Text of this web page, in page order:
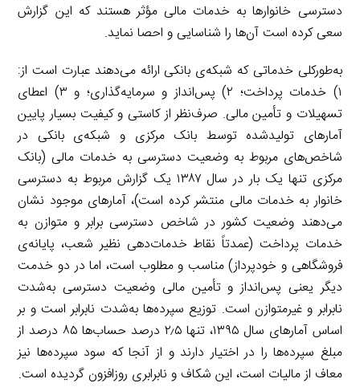
دسترسی خانوارها به خدمات مالی مؤثر هستند که این گزارش
سعی کرده است آن‌ها را شناسایی و احصا نماید.
به‌طورکلی خدماتی که شبکه‌ی بانکی ارائه می‌دهند عبارت است از:
۱) خدمات پرداخت؛ ۲) پس‌انداز و سرمایه‌گذاری؛ و ۳) اعطای
تسهیلات و تأمین مالی. صرف‌نظر از کاستی و کیفیت بسیار پایین
آمارهای تولیدشده توسط بانک مرکزی و شبکه‌ی بانکی در
شاخص‌های مربوط به وضعیت دسترسی به خدمات مالی (بانک
مرکزی تنها یک بار در سال ۱۳۸۷ یک گزارش مربوط به دسترسی
خانوار به خدمات مالی منتشر کرده است)، آمارهای موجود نشان
می‌دهند وضعیت کشور در شاخص دسترسی برابر و متوازن به
خدمات پرداخت (عمدتاً نقاط خدمات‌دهی نظیر شعب، پایانه‌ی
فروشگاهی و خودپرداز) مناسب و مطلوب است، اما در دو خدمت
دیگر یعنی پس‌انداز و تأمین مالی وضعیت دسترسی به‌شدت
نابرابر و غیرمتوازن است. توزیع سپرده‌ها به‌شدت نابرابر است و بر
اساس آمارهای سال ۱۳۹۵، تنها ۲٫۵ درصد حساب‌ها ۸۵ درصد از
مبلغ سپرده‌ها را در اختیار دارند و از آنجا که سود سپرده‌ها نیز
معاف از مالیات است، این شکاف و نابرابری روزافزون گردیده است.